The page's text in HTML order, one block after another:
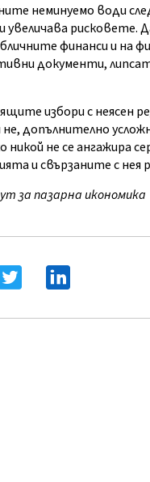
неминуемо води
увеличава
финанси и на
документи,
избори с
допълнително
не се ангажира
и свързаните с нея
за пазарна икономика